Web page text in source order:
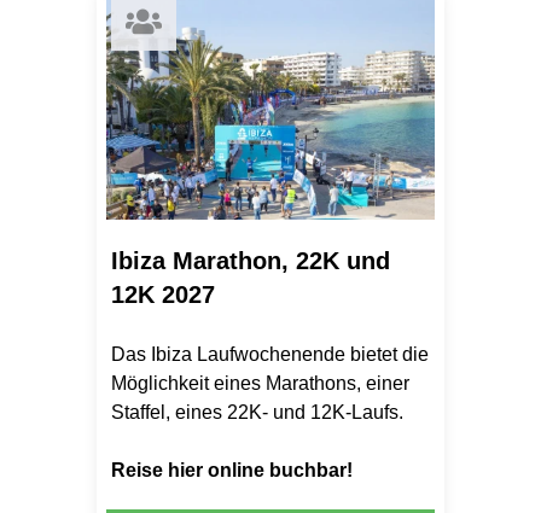
Ibiza Marathon, 22K und
12K 2027
Das Ibiza Laufwochenende bietet die
Möglichkeit eines Marathons, einer
Staffel, eines 22K- und 12K-Laufs.
Reise hier online buchbar!